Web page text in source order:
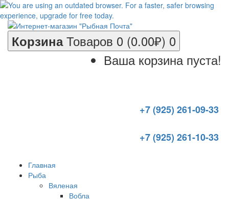
КорзинаТоваров 0 (0.00₽) 0
Ваша корзина пуста!
+7 (925) 261-09-33
+7 (925) 261-10-33
Главная
Рыба
Вяленая
Вобла